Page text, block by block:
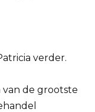
verder.
van de grootste